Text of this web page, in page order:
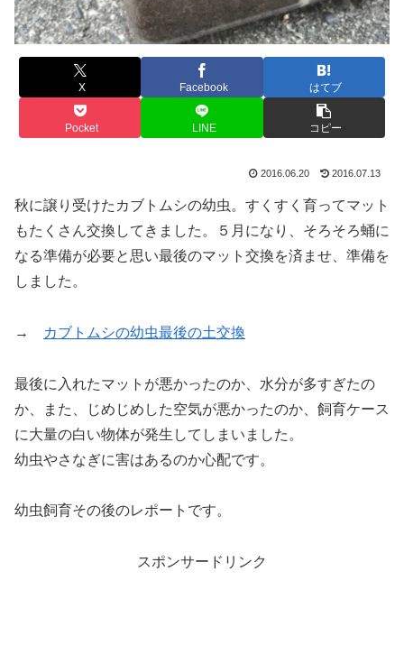
X Facebook はてブ
Pocket LINE コピー
2016.06.20 2016.07.13
秋に譲り受けたカブトムシの幼虫。すくすく育ってマット
もたくさん交換してきました。５月になり、そろそろ蛹に
なる準備が必要と思い最後のマット交換を済ませ、準備を
しました。
→ カブトムシの幼虫最後の土交換
最後に入れたマットが悪かったのか、水分が多すぎたの
か、また、じめじめした空気が悪かったのか、飼育ケース
に大量の白い物体が発生してしまいました。
幼虫やさなぎに害はあるのか心配です。
幼虫飼育その後のレポートです。
スポンサードリンク